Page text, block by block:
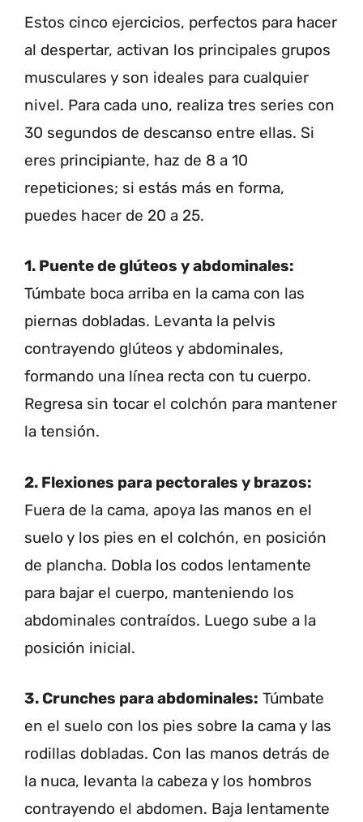
Estos cinco ejercicios, perfectos para hacer
al despertar, activan los principales grupos
musculares y son ideales para cualquier
nivel. Para cada uno, realiza tres series con
30 segundos de descanso entre ellas. Si
eres principiante, haz de 8 a 10
repeticiones; si estás más en forma,
puedes hacer de 20 a 25.
1. Puente de glúteos y abdominales:
Túmbate boca arriba en la cama con las
piernas dobladas. Levanta la pelvis
contrayendo glúteos y abdominales,
formando una línea recta con tu cuerpo.
Regresa sin tocar el colchón para mantener
la tensión.
2. Flexiones para pectorales y brazos:
Fuera de la cama, apoya las manos en el
suelo y los pies en el colchón, en posición
de plancha. Dobla los codos lentamente
para bajar el cuerpo, manteniendo los
abdominales contraídos. Luego sube a la
posición inicial.
3. Crunches para abdominales: Túmbate
en el suelo con los pies sobre la cama y las
rodillas dobladas. Con las manos detrás de
la nuca, levanta la cabeza y los hombros
contrayendo el abdomen. Baja lentamente